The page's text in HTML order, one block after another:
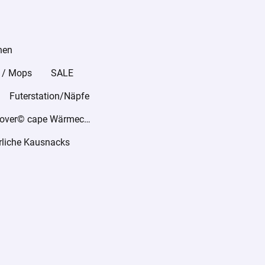
/ Mops SALE
Futerstation/Näpfe
warmover© cape Wärmecape
Kausnacks